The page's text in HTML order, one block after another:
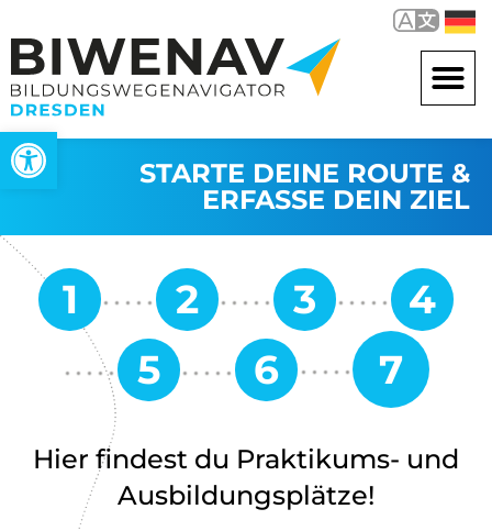
Werkzeugleiste öffnen
STARTE DEINE ROUTE &
ERFASSE DEIN ZIEL
Hier findest du Praktikums- und
Ausbildungsplätze!